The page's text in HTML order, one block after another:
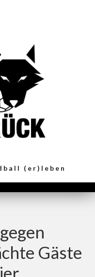
(er)leben
Gäste